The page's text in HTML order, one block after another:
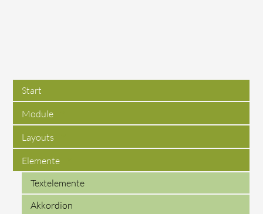
Start
Module
Layouts
Elemente
Textelemente
Akkordion